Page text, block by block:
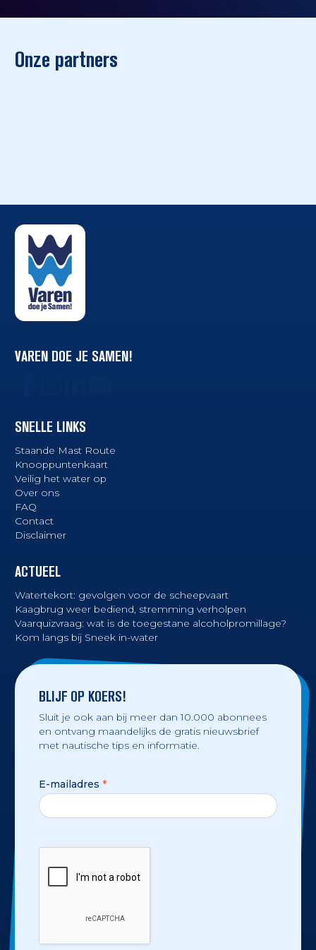
Onze partners
VAREN DOE JE SAMEN!
SNELLE LINKS
Staande Mast Route
Knooppuntenkaart
Veilig het water op
Over ons
FAQ
Contact
Disclaimer
ACTUEEL
Watertekort: gevolgen voor de scheepvaart
Kaagbrug weer bediend, stremming verholpen
Vaarquizvraag: wat is de toegestane alcoholpromillage?
Kom langs bij Sneek in-water
BLIJF OP KOERS!
Sluit je ook aan bij meer dan 10.000 abonnees
en ontvang maandelijks de gratis nieuwsbrief
met nautische tips en informatie.
E-mailadres *